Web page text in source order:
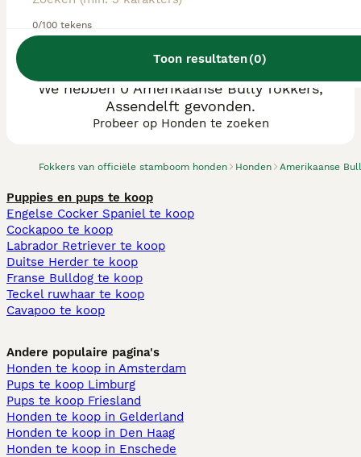
0/100 tekens
Toon resultaten(0)
Fokkers van officiële stamboom honden Honden Amerikaanse
We hebben 0 Amerikaanse Bully fokkers,
Assendelft gevonden.
Probeer op Honden te zoeken
Puppies en pups te koop
Engelse Cocker Spaniel te koop
Cockapoo te koop
Labrador Retriever te koop
Duitse Herder te koop
Franse Bulldog te koop
Teckel ruwhaar te koop
Cavapoo te koop
Andere populaire pagina's
Honden te koop in Amsterdam
Pups te koop Limburg​
Pups te koop Friesland​
Honden te koop in Gelderland
Honden te koop in Den Haag
Honden te koop in Enschede